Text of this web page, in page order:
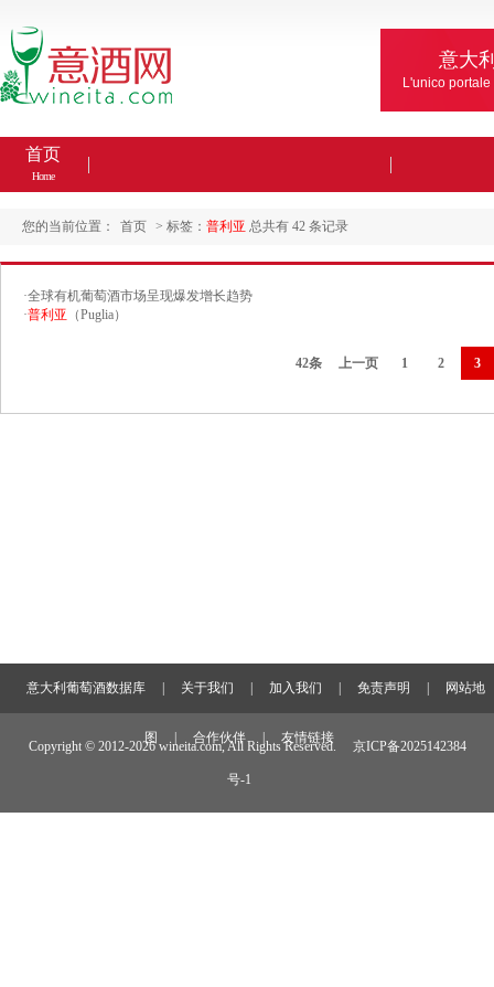
意大
L'unico
首页
Home
您的当前位置： 首页 > 标签： 普利亚 总共有 42 条记录
·全球有机葡萄酒市场呈现爆发增长趋势
·普利亚 （Puglia）
42条 上一页 1 2 3
意大利葡萄酒数据库 关于我们 加入我们 免责声明 网站地
图 合作伙伴 友情链接
Copyright © 2012-2026 wineita.com, All Rights Reserved. 京ICP备2025142384
号-1